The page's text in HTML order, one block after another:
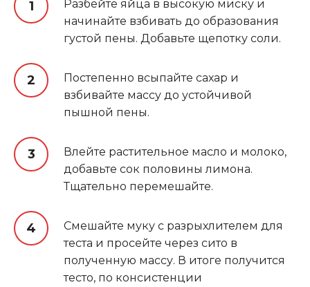
Разбейте яйца в высокую миску и
начинайте взбивать до образования
густой пены. Добавьте щепотку соли.
Постепенно всыпайте сахар и
взбивайте массу до устойчивой
пышной пены.
Влейте растительное масло и молоко,
добавьте сок половины лимона.
Тщательно перемешайте.
Смешайте муку с разрыхлителем для
теста и просейте через сито в
полученную массу. В итоге получится
тесто, по консистенции